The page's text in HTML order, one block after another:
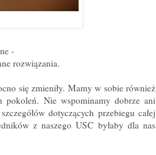
-
rozwiązania.
się zmieniły. Mamy w sobie również
pokoleń. Nie wspominamy dobrze ani
dotyczących przebiegu całej
z naszego USC byłaby dla nas